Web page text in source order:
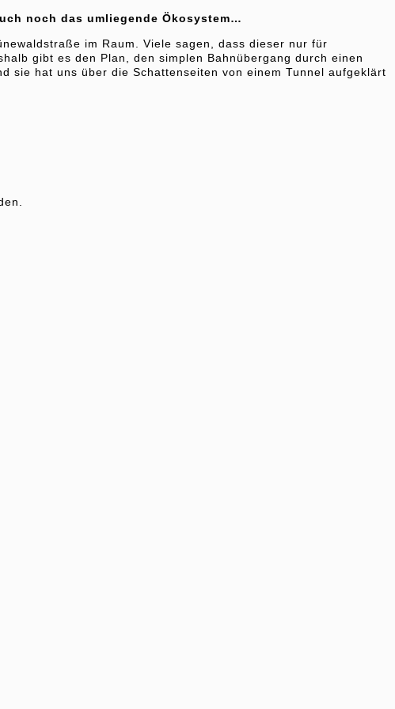
noch das umliegende Ökosystem…
im Raum. Viele sagen, dass dieser nur für
gibt es den Plan, den simplen Bahnübergang durch einen
sie hat uns über die Schattenseiten von einem Tunnel aufgeklärt